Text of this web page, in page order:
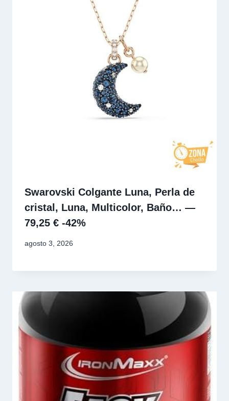
Swarovski Colgante Luna, Perla de
cristal, Luna, Multicolor, Baño… —
79,25 € -42%
agosto 3, 2026